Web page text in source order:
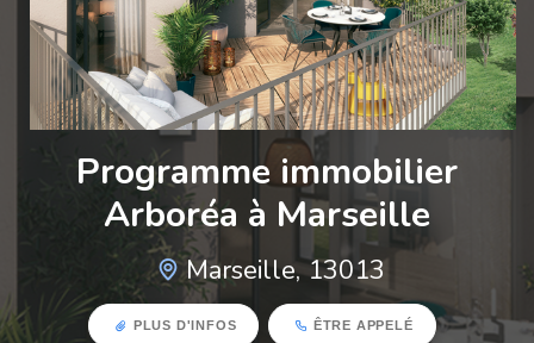
Programme immobilier
Arboréa à Marseille
Marseille, 13013
PLUS D'INFOS ÊTRE APPELÉ